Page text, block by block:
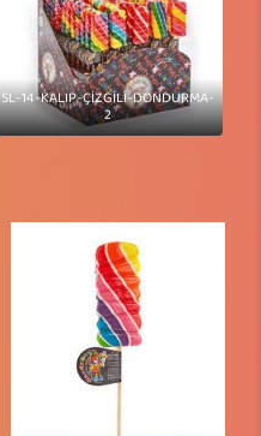
SL-14-KALIP-ÇİZGİLİ-DONDURMA-
2